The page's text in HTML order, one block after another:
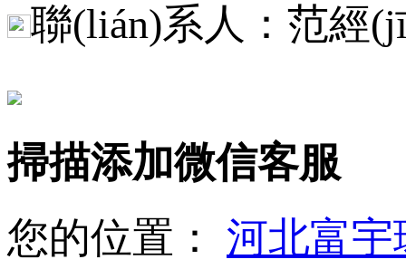
聯(lián)系人：范經
掃描添加微信客服
您的位置： 河北富宇